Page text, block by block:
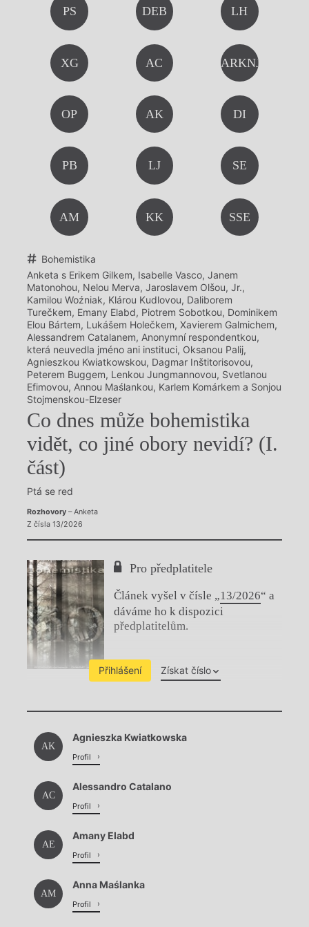
PS DEB LH
XG AC ARKNJAI
OP AK DI
PB LJ SE
AM KK SSE
Bohemistika
Anketa s Erikem Gilkem, Isabelle Vasco, Janem
Matonohou, Nelou Merva, Jaroslavem Olšou, Jr.,
Kamilou Woźniak, Klárou Kudlovou, Daliborem
Turečkem, Emany Elabd, Piotrem Sobotkou, Dominikem
Elou Bártem, Lukášem Holečkem, Xavierem Galmichem,
Alessandrem Catalanem, Anonymní respondentkou,
která neuvedla jméno ani instituci, Oksanou Palij,
Agnieszkou Kwiatkowskou, Dagmar Inštitorisovou,
Peterem Buggem, Lenkou Jungmannovou, Svetlanou
Efimovou, Annou Maślankou, Karlem Komárkem a Sonjou
Stojmenskou-Elzeser
Co dnes může bohemistika
vidět, co jiné obory nevidí? (I.
část)
Ptá se red
Rozhovory– Anketa
Z čísla 13/2026
Pro předplatitele
Článek vyšel v čísle „13/2026“ a
dáváme ho k dispozici
předplatitelům.
Přihlášení Získat číslo
Chviličku.
Načítá se.
AK
Agnieszka Kwiatkowska
Profil
AC
Alessandro Catalano
Profil
AE
Amany Elabd
Profil
AM
Anna Maślanka
Profil